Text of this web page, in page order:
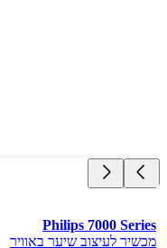
Philips 7000
לעיצוב שיער באוויר